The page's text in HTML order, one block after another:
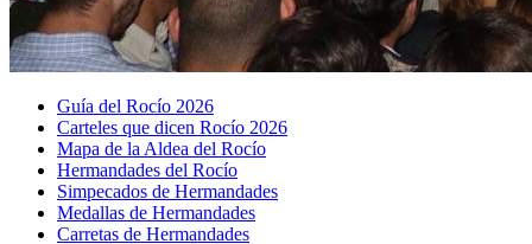
Guía del Rocío 2026
Carteles que dicen Rocío 2026
Mapa de la Aldea del Rocío
Hermandades del Rocío
Simpecados de Hermandades
Medallas de Hermandades
Carretas de Hermandades